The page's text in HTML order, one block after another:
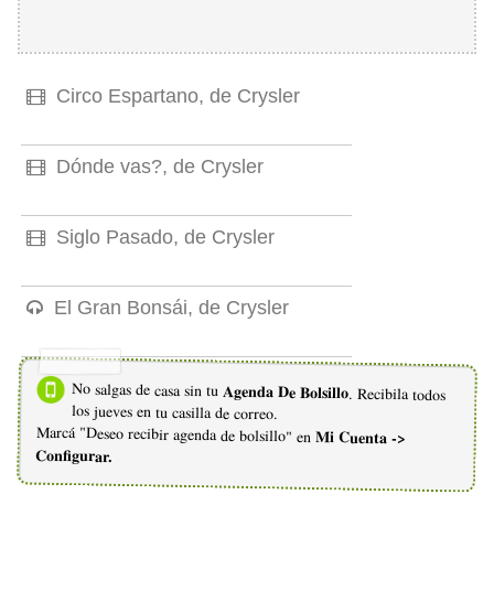
Circo Espartano, de Crysler
Dónde vas?, de Crysler
Siglo Pasado, de Crysler
El Gran Bonsái, de Crysler
No salgas de casa sin tu Agenda De Bolsillo. Recibila todos
los jueves en tu casilla de correo.
Marcá "Deseo recibir agenda de bolsillo" en Mi Cuenta ->
Configurar.